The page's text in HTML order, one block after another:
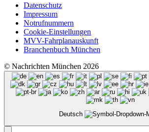
Datenschutz
Impressum
Notrufnummern
Cookie-Einstellungen
MVV-Fahrplanauskunft
Branchenbuch München
© Nachrichten München 2026
Deutsch